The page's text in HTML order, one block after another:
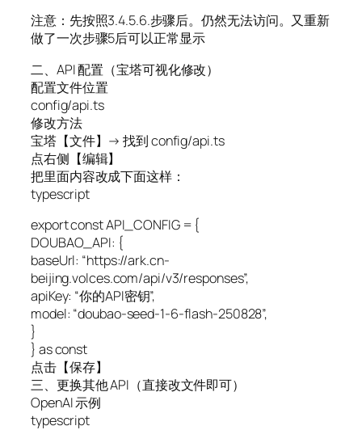
注意：先按照3.4.5.6.步骤后。仍然无法访问。又重新
做了一次步骤5后可以正常显示
二、API 配置（宝塔可视化修改）
配置文件位置
config/api.ts
修改方法
宝塔【文件】→ 找到 config/api.ts
点右侧【编辑】
把里面内容改成下面这样：
typescript
export const API_CONFIG = {
DOUBAO_API: {
baseUrl: “https://ark.cn-
beijing.volces.com/api/v3/responses”,
apiKey: “你的API密钥”,
model: “doubao-seed-1-6-flash-250828”,
}
} as const
点击【保存】
三、更换其他 API（直接改文件即可）
OpenAI 示例
typescript